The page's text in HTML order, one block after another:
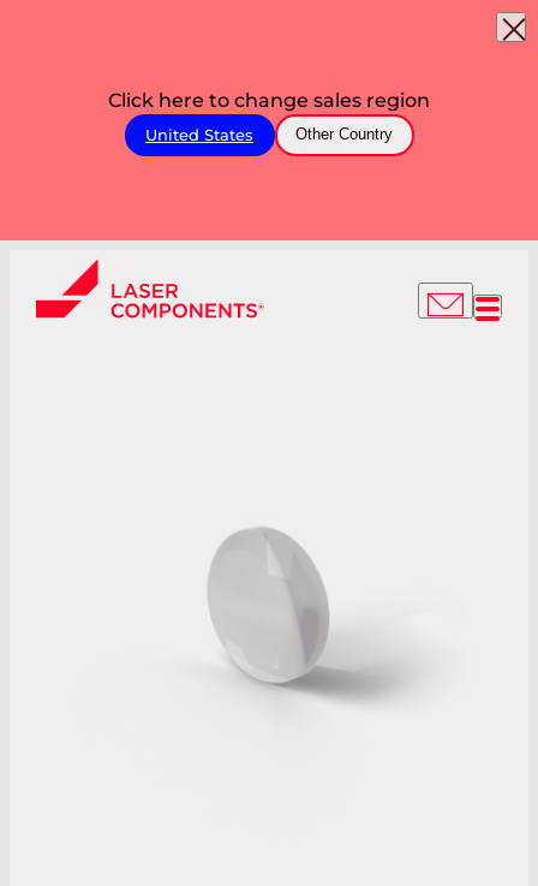
Click here to change sales region
United States Other Country